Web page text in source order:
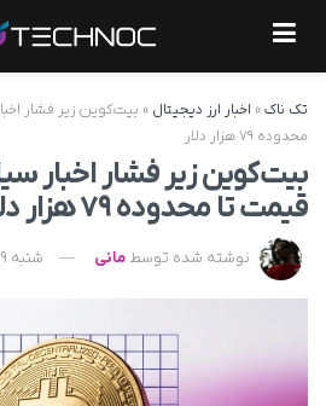
تک ناک» اخبار ارز دیجیتال » بیت‌کوین زیر فشار
محدوده ۷۹ هزار دلار
بیت‌کوین زیر فشار اخبار
قیمت تا محدوده ۷۹ هزار دلار
نوشته شده توسط مانی شنبه 19 اردیبهشت 1405 - 15:05